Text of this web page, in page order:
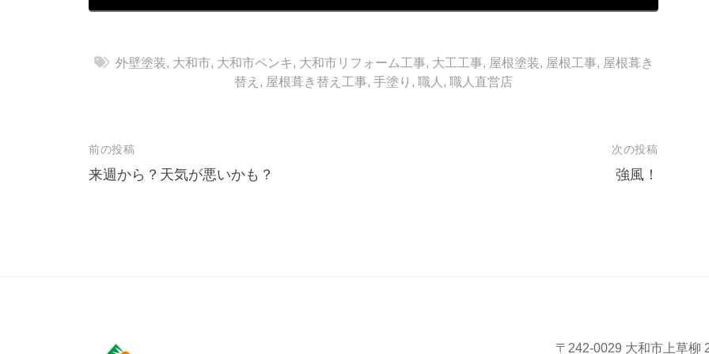
外壁塗装, 大和市, 大和市ペンキ, 大和市リフォーム工事, 大工工事, 屋根塗装, 屋根工事, 屋根葺き
替え , 屋根葺き替え工事, 手塗り , 職人 , 職人直営店
投
稿
前の投稿
来週から？天気が悪いかも？
次の投稿
強風！
〒242-0029 大和市上草柳